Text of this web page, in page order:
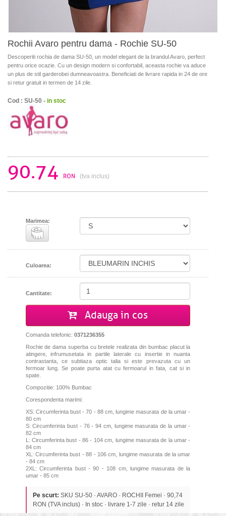
Rochii Avaro pentru dama - Rochie SU-50
Descoperiti rochia de dama SU-50, un model elegant de la brandul Avaro, perfect
pentru orice ocazie. Cu un design modern si confortabil, aceasta rochie va aduce
un plus de stil garderobei dumneavoastra. Beneficiati de livrare rapida in 24 de ore
si retur gratuit in termen de 14 zile.
Cod : SU-50 - in stoc
90.74 RON (tva inclus)
Marimea:
Culoarea:
Cantitate:
Adauga in cos
Comanda telefonic: 0371236355
Rochie de dama superba cu bretele realizata din bumbac placut la
atingere, infrumusetata in partile laterale cu insertie in nuanta
contrastanta, ce subtiaza optic talia si este prevazuta cu un
fermoar lung. Se poate purta atat cu fermoarul in fata, cat si in
spate.
Compozitie: 100% Bumbac
Corespondenta marimi:
XS: Circumferinta bust - 70 - 88 cm, lungime masurata de la umar -
80 cm
S: Circumferinta bust - 76 - 94 cm, lungime masurata de la umar -
82 cm
L: Circumferinta bust - 86 - 104 cm, lungime masurata de la umar -
84 cm
XL: Circumferinta bust - 88 - 106 cm, lungime masurata de la umar
- 84 cm
2XL: Circumferinta bust - 90 - 108 cm, lungime masurata de la
umar - 85 cm
Pe scurt: SKU SU-50 · AVARO · ROCHII Femei · 90,74
RON (TVA inclus) · In stoc · livrare 1-7 zile · retur 14 zile